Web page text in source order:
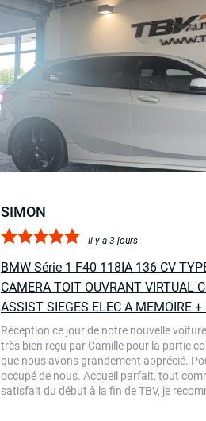
SIMON
Il y a 3 jours
BMW Série 1 F40 118IA 136 CV
CAMERA TOIT OUVRANT VIRTUAL
ASSIST SIEGES ELEC A MEMOIRE
Réception ce jour de notre nouvelle
très bien reçu par Camille pour la partie
que nous avons grandement apprécié.
occupé de nous. Accueil parfait, tout
satisfait du début à la fin de TBV, je